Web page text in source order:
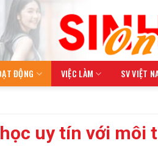
ĐỘNG VIỆC LÀM SV VIỆT
uy tín với môi